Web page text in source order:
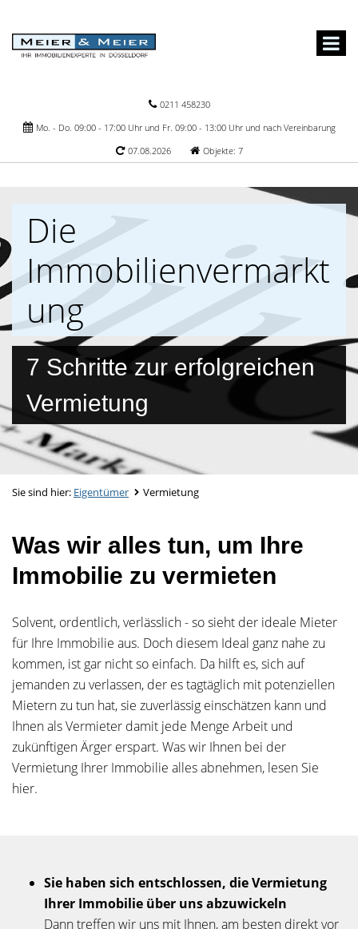
0211 458230
Mo. - Do. 09:00 - 17:00 Uhr und Fr. 09:00 - 13:00 Uhr und nach Vereinbarung
07.08.2026
Objekte: 7
Die
Immobilienvermarkt
ung
7 Schritte zur erfolgreichen
Vermietung
Sie sind hier: Eigentümer Vermietung
Was wir alles tun, um Ihre
Immobilie zu vermieten
Solvent, ordentlich, verlässlich - so sieht der ideale Mieter
für Ihre Immobilie aus. Doch diesem Ideal ganz nahe zu
kommen, ist gar nicht so einfach. Da hilft es, sich auf
jemanden zu verlassen, der es tagtäglich mit potenziellen
Mietern zu tun hat, sie zuverlässig einschätzen kann und
Ihnen als Vermieter damit jede Menge Arbeit und
zukünftigen Ärger erspart. Was wir Ihnen bei der
Vermietung Ihrer Immobilie alles abnehmen, lesen Sie
hier.
Sie haben sich entschlossen, die Vermietung
Ihrer Immobilie über uns abzuwickeln
Dann treffen wir uns mit Ihnen, am besten direkt vor